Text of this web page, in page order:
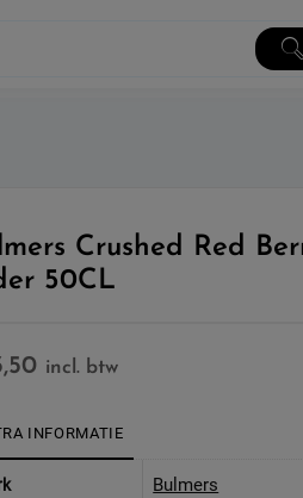
Crushed Red
50CL
incl. btw
INFORMATIE
Bulmers